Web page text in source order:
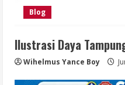
Blog
Ilustrasi Daya
Wihelmus Yance Boy